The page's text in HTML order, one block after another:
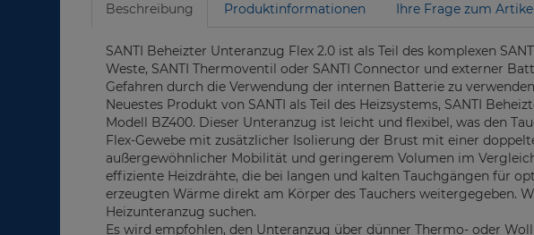
Beschreibung Produktinformationen Ihre Frage zum
SANTI Beheizter Unteranzug Flex 2.0 ist als Teil des komplexen
Weste, SANTI Thermoventil oder SANTI Connector und externer
Gefahren durch die Verwendung der internen Batterie zu
Neuestes Produkt von SANTI als Teil des Heizsystems, SANTI
Modell BZ400. Dieser Unteranzug ist leicht und flexibel, was den
Flex-Gewebe mit zusätzlicher Isolierung der Brust mit einer
außergewöhnlicher Mobilität und geringerem Volumen im
effiziente Heizdrähte, die bei langen und kalten Tauchgängen für
erzeugten Wärme direkt am Körper des Tauchers weitergegeben.
Heizunteranzug suchen.
Es wird empfohlen, den Unteranzug über dünner Thermo- oder